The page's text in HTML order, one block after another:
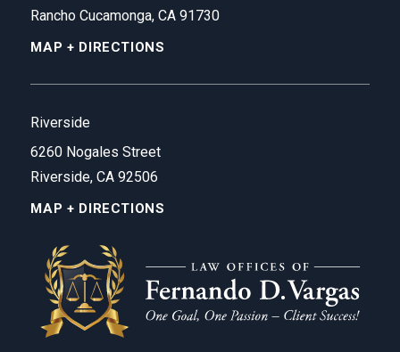
Rancho Cucamonga, CA 91730
MAP + DIRECTIONS
Riverside
6260 Nogales Street
Riverside, CA 92506
MAP + DIRECTIONS